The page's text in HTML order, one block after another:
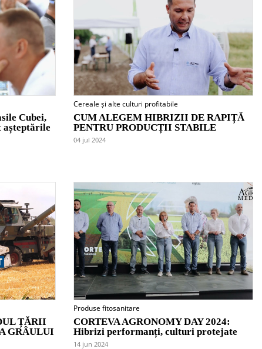
Cubei,
așteptările
Cereale și alte culturi profitabile
CUM ALEGEM HIBRIZII DE RAPIȚĂ
PENTRU PRODUCȚII STABILE
04 jul 2024
ȚĂRII
GRÂULUI
Produse fitosanitare
CORTEVA AGRONOMY DAY 2024:
Hibrizi performanți, culturi protejate
14 jun 2024